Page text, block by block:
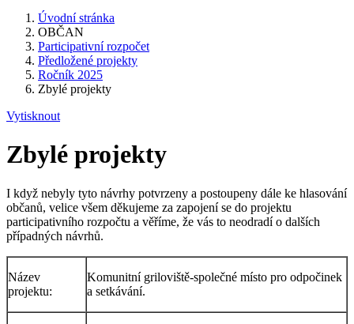
Úvodní stránka
OBČAN
Participativní rozpočet
Předložené projekty
Ročník 2025
Zbylé projekty
Vytisknout
Zbylé projekty
I když nebyly tyto návrhy potvrzeny a postoupeny dále ke hlasování
občanů, velice všem děkujeme za zapojení se do projektu
participativního rozpočtu a věříme, že vás to neodradí o dalších
případných návrhů.
Název
projektu:
Komunitní griloviště-společné místo pro odpočinek
a setkávání.